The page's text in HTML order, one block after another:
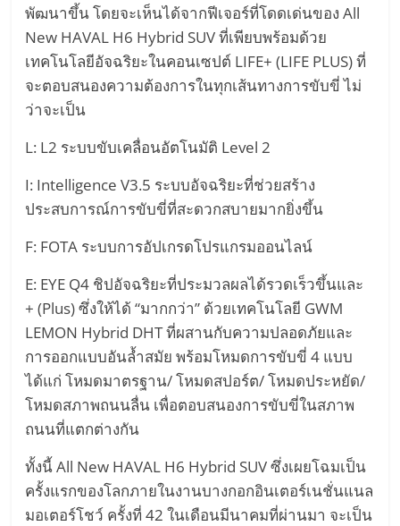
พัฒนาขึ้น โดยจะเห็นได้จากฟีเจอร์ที่โดดเด่นของ All
New HAVAL H6 Hybrid SUV ที่เพียบพร้อมด้วย
เทคโนโลยีอัจฉริยะในคอนเซปต์ LIFE+ (LIFE PLUS) ที่
จะตอบสนองความต้องการในทุกเส้นทางการขับขี่ ไม่
ว่าจะเป็น
L: L2 ระบบขับเคลื่อนอัตโนมัติ Level 2
I: Intelligence V3.5 ระบบอัจฉริยะที่ช่วยสร้าง
ประสบการณ์การขับขี่ที่สะดวกสบายมากยิ่งขึ้น
F: FOTA ระบบการอัปเกรดโปรแกรมออนไลน์
E: EYE Q4 ชิปอัจฉริยะที่ประมวลผลได้รวดเร็วขึ้นและ
+ (Plus) ซึ่งให้ได้ “มากกว่า” ด้วยเทคโนโลยี GWM
LEMON Hybrid DHT ที่ผสานกับความปลอดภัยและ
การออกแบบอันล้ำสมัย พร้อมโหมดการขับขี่ 4 แบบ
ได้แก่ โหมดมาตรฐาน/ โหมดสปอร์ต/ โหมดประหยัด/
โหมดสภาพถนนลื่น เพื่อตอบสนองการขับขี่ในสภาพ
ถนนที่แตกต่างกัน
ทั้งนี้ All New HAVAL H6 Hybrid SUV ซึ่งเผยโฉมเป็น
ครั้งแรกของโลกภายในงานบางกอกอินเตอร์เนชั่นแนล
มอเตอร์โชว์ ครั้งที่ 42 ในเดือนมีนาคมที่ผ่านมา จะเป็น